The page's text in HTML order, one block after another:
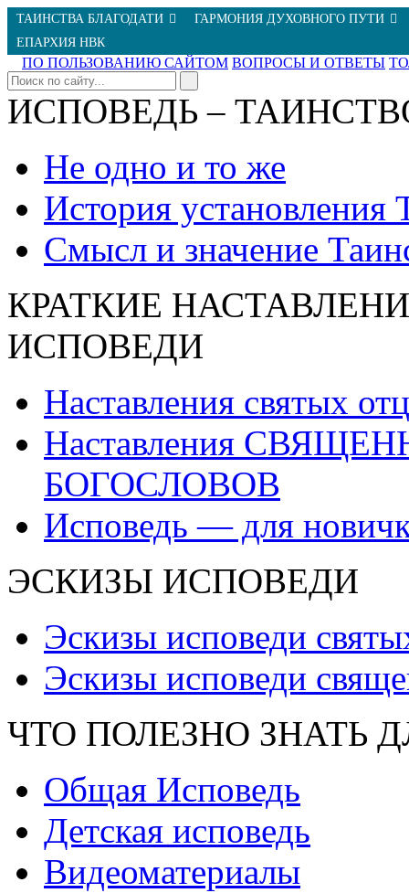
ТАИНСТВА БЛАГОДАТИ
ГАРМОНИЯ ДУХОВНОГО ПУТИ
ЕПАРХИЯ НВК
ПО ПОЛЬЗОВАНИЮ САЙТОМ ВОПРОСЫ И ОТВЕТЫ
ИСПОВЕДЬ –
Не одно и то же
История установления
Смысл и значение
КРАТКИЕ
ИСПОВЕДИ
Наставления святых
Наставления
БОГОСЛОВОВ
Исповедь — для
ЭСКИЗЫ ИСПОВЕДИ
Эскизы исповеди
Эскизы исповеди
ЧТО ПОЛЕЗНО ЗНАТЬ
Общая Исповедь
Детская исповедь
Видеоматериалы